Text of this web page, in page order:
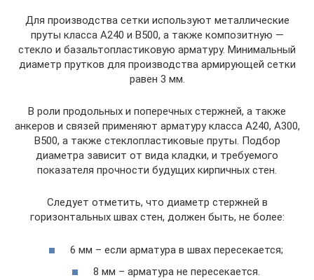
Для производства сетки используют металлические
пруты класса А240 и В500, а также композитную —
стекло и базальтопластиковую арматуру. Минимальный
диаметр прутков для производства армирующей сетки
равен 3 мм.
В роли продольных и поперечных стержней, а также
анкеров и связей применяют арматуру класса А240, А300,
В500, а также стеклопластиковые пруты. Подбор
диаметра зависит от вида кладки, и требуемого
показателя прочности будущих кирпичных стен.
Следует отметить, что диаметр стержней в
горизонтальных швах стен, должен быть, не более:
6 мм – если арматура в швах пересекается;
8 мм – арматура не пересекается.